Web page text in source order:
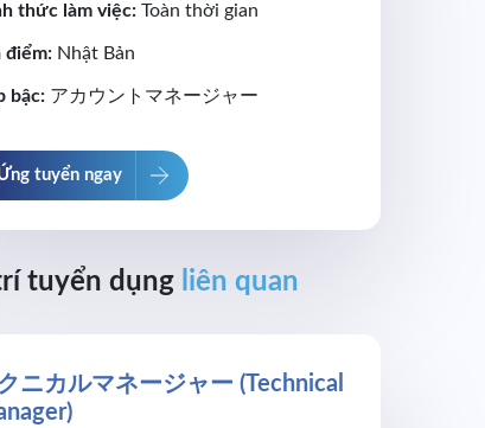
thức làm việc:Toàn thời gian
điểm:Nhật Bản
bậc:アカウントマネージャー
tuyển ngay
tuyển dụng liên quan
ニカルマネージャー (Technical